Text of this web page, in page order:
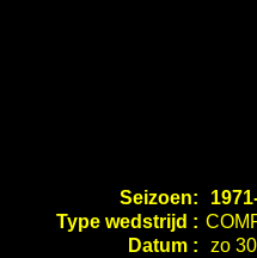
Seizoen:
Type wedstrijd :
Datum :
zo